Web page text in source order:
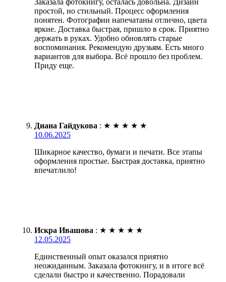
Заказала фотокнигу, осталась довольна. Дизайн
простой, но стильный. Процесс оформления
понятен. Фотографии напечатаны отлично, цвета
яркие. Доставка быстрая, пришло в срок. Приятно
держать в руках. Удобно обновлять старые
воспоминания. Рекомендую друзьям. Есть много
вариантов для выбора. Всё прошло без проблем.
Приду еще.
Диана Гайдукова : ★ ★ ★ ★ ★
10.06.2025
Шикарное качество, бумаги и печати. Все этапы
оформления простые. Быстрая доставка, приятно
впечатлило!
Искра Ивашова : ★ ★ ★ ★ ★
12.05.2025
Единственный опыт оказался приятно
неожиданным. Заказала фотокнигу, и в итоге всё
сделали быстро и качественно. Порадовали